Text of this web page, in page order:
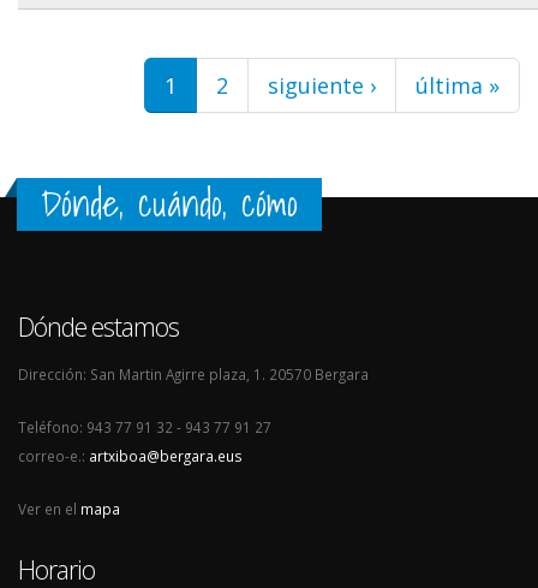
1 2 siguiente › última »
Dónde, cuándo, cómo
Dónde estamos
Dirección: San Martin Agirre plaza, 1. 20570 Bergara
Teléfono: 943 77 91 32 - 943 77 91 27
correo-e.: artxiboa@bergara.eus
Ver en el mapa
Horario